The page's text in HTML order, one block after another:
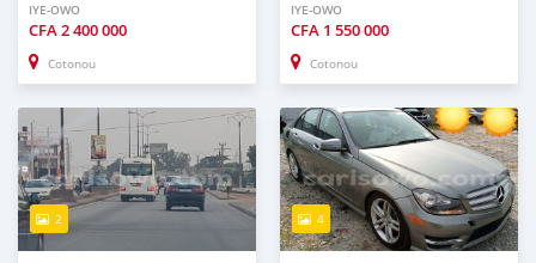
IYE-OWO
CFA2 400 000
Cotonou
IYE-OWO
CFA 1 550 000
Cotonou
2 4